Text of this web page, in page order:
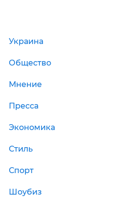
Украина
Общество
Мнение
Пресса
Экономика
Стиль
Спорт
Шоубиз